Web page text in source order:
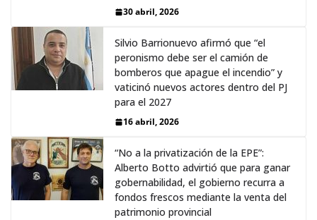
30 abril, 2026
Silvio Barrionuevo afirmó que “el
peronismo debe ser el camión de
bomberos que apague el incendio” y
vaticinó nuevos actores dentro del PJ
para el 2027
16 abril, 2026
“No a la privatización de la EPE”:
Alberto Botto advirtió que para ganar
gobernabilidad, el gobierno recurra a
fondos frescos mediante la venta del
patrimonio provincial